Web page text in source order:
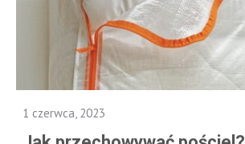
1 czerwca, 2023